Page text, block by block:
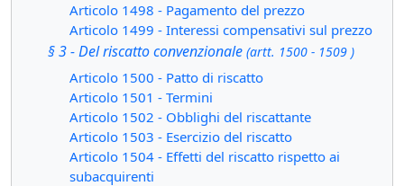
Articolo 1498 - Pagamento del prezzo
Articolo 1499 - Interessi compensativi sul prezzo
§ 3 - Del riscatto convenzionale (artt. 1500 - 1509 )
Articolo 1500 - Patto di riscatto
Articolo 1501 - Termini
Articolo 1502 - Obblighi del riscattante
Articolo 1503 - Esercizio del riscatto
Articolo 1504 - Effetti del riscatto rispetto ai
subacquirenti